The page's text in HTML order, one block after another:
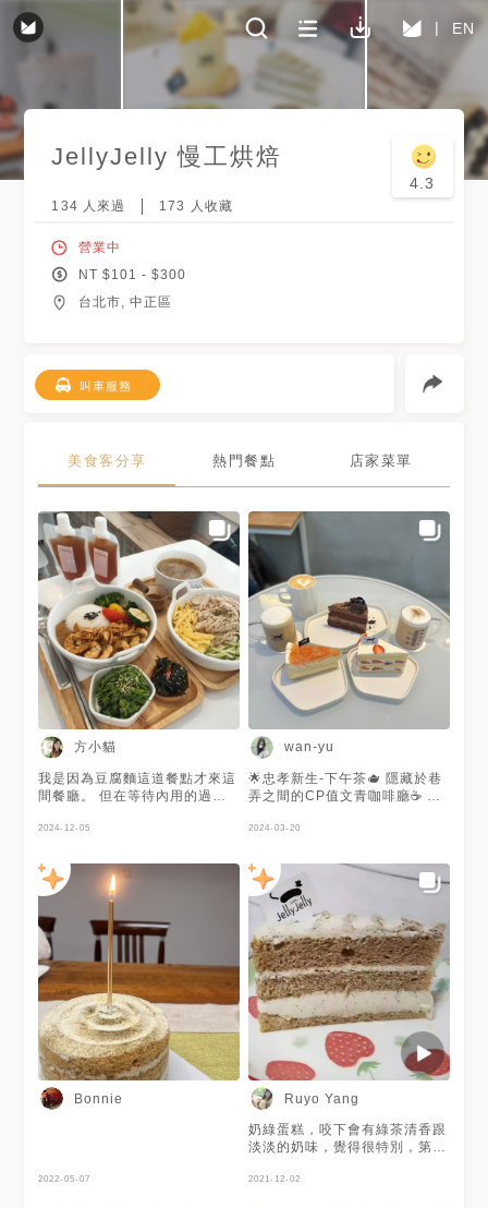
EN
JellyJelly 慢工烘焙
4.3
134 人來過 173 人收藏
營業中
NT $101 - $300
台北市, 中正區
叫車服務
美食客分享 熱門餐點 店家菜單
方小貓
我是因為豆腐麵這道餐點才來這
間餐廳。 但在等待內用的過程
且現場也很多蛋糕是預訂的。
不是鹹食。 鹹食是中規中矩，
但甜點很好吃，偏貴就是了。
若中囊不羞澀，倒是可二訪。
現在的擺設就是走INS風，白色
收納箱墊木板就是椅子，好喜歡
這樣簡約的風格。 可使用line
pay.。
2024-12-05
wan-yu
🌟忠孝新生-下午茶🫖 隱藏於巷
弄之間的CP值文青咖啡廳☕️ 📍
的蛋糕🍰 上層微酸可以吃到葡
部餅乾酥脆，整個很厲害👍每一
層都不會搶走各自風采又很融
合，屬於清爽好吃的一款蛋糕❤️
📍白雪草莓蛋糕$190/片 一般般
的奶油草莓蛋糕 📍可可巧酥蛋
糕$170/片 上桌整個很Q彈，整
體表現一般般 📍榛果拿鐵$160/
杯 偏甜 📍貝里斯拿鐵 有貝里斯
獨特的味道，還行 📷拍攝時
間：2024/03/16 ❤️美味程度：
🌕🌕🌕🌕 #忠孝新生#華山#下午
茶#下午茶☕️#蛋糕#蛋糕🍰#咖
啡#咖啡☕️#jelly#jellyjelly#甜
點
2024-03-20
Bonnie
2022-05-07
Ruyo Yang
奶綠蛋糕，咬下會有綠茶清香跟
淡淡的奶味，覺得很特別，第一
中間有一層奶酪綿密，甜味淡淡
2021-12-02